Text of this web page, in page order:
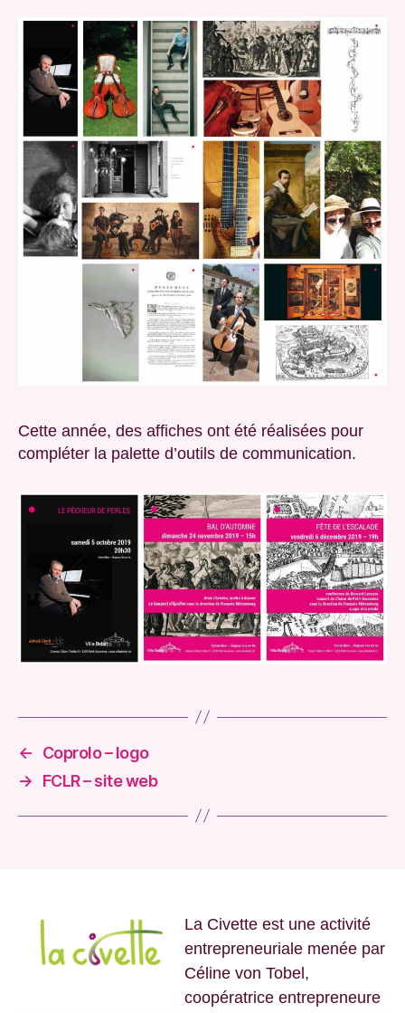
Cette année, des affiches ont été réalisées pour
compléter la palette d’outils de communication.
←
Coprolo – logo
→
FCLR – site web
La Civette est une activité
entrepreneuriale menée par
Céline von Tobel,
coopératrice entrepreneure